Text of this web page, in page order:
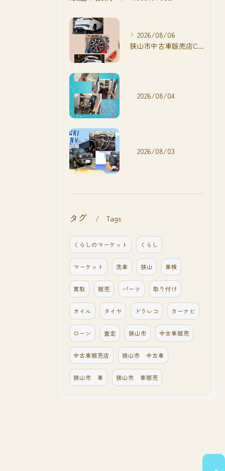
2026/08/06
狭山市中古車販売店CarShop FACT.🚗
2026/08/04
2026/08/03
タグ Tags
くらしのマーケット くらし
マーケット 洗車 狭山 車検
買取 販売 パーツ 取り付け
オイル タイヤ ドラレコ カーナビ
ローン 査定 狭山市 中古車販売
中古車販売店 狭山市 中古車
狭山市 車 狭山市 車販売